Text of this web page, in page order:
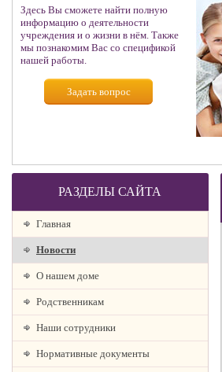
Здесь Вы сможете найти полную
информацию о деятельности
учреждения и о жизни в нём. Также
мы познакомим Вас со спецификой
нашей работы.
Задать вопрос
РАЗДЕЛЫ САЙТА
Главная
Новости
О нашем доме
Родственникам
Наши сотрудники
Нормативные документы